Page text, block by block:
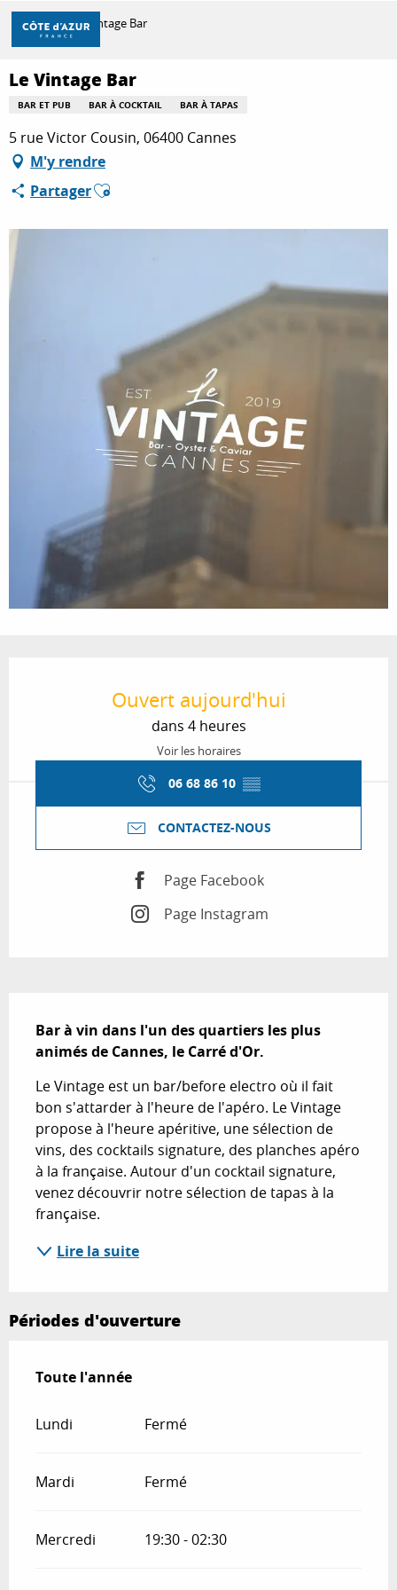
Aller
contenu
principal
DÉCOUVRIR
À FAIRE
SÉJOURNER
Accueil Le Vintage Bar
Le Vintage Bar
BAR ET PUB BAR À COCKTAIL BAR À TAPAS
5 rue Victor Cousin, 06400 Cannes
M'y rendre
PartagerAjouter aux favoris
Ouvert aujourd'hui
dans 4 heures
Voir les horaires
06 68 86 10 ▒▒
CONTACTEZ-NOUS
Page Facebook
Page Instagram
Bar à vin dans l'un des quartiers les plus
animés de Cannes, le Carré d'Or.
Le Vintage est un bar/before electro où il fait
bon s'attarder à l'heure de l'apéro. Le Vintage
propose à l'heure apéritive, une sélection de
vins, des cocktails signature, des planches apéro
à la française. Autour d'un cocktail signature,
venez découvrir notre sélection de tapas à la
française.
Lire la suite
Périodes d'ouverture
Toute l'année
Toute l'année
Lundi Fermé
Mardi Fermé
Mercredi 19:30 - 02:30